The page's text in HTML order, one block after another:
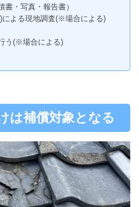
書・写真・報告書）
による現地調査(※場合による)
う(※場合による)
は補償対象となる